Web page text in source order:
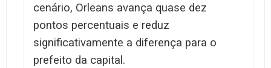
cenário, Orleans avança quase dez
pontos percentuais e reduz
significativamente a diferença para o
prefeito da capital.